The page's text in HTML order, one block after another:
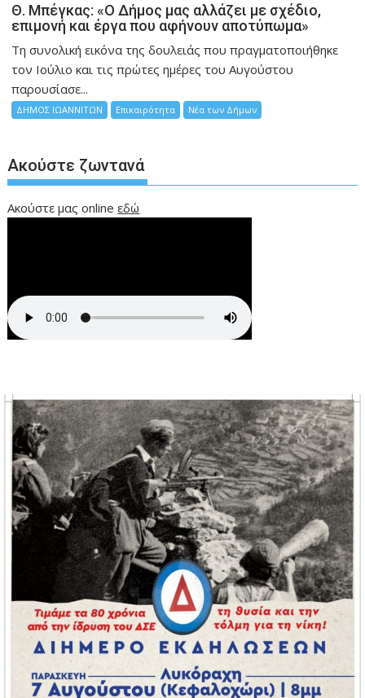
Θ. Μπέγκας: «Ο Δήμος μας αλλάζει με σχέδιο,
επιμονή και έργα που αφήνουν αποτύπωμα»
Τη συνολική εικόνα της δουλειάς που πραγματοποιήθηκε
τον Ιούλιο και τις πρώτες ημέρες του Αυγούστου
παρουσίασε...
ΔΗΜΟΣ ΙΩΑΝΝΙΤΩΝ Επικαιρότητα Νέα των Δήμων
Ακούστε ζωντανά
Ακούστε μας onlineεδώ